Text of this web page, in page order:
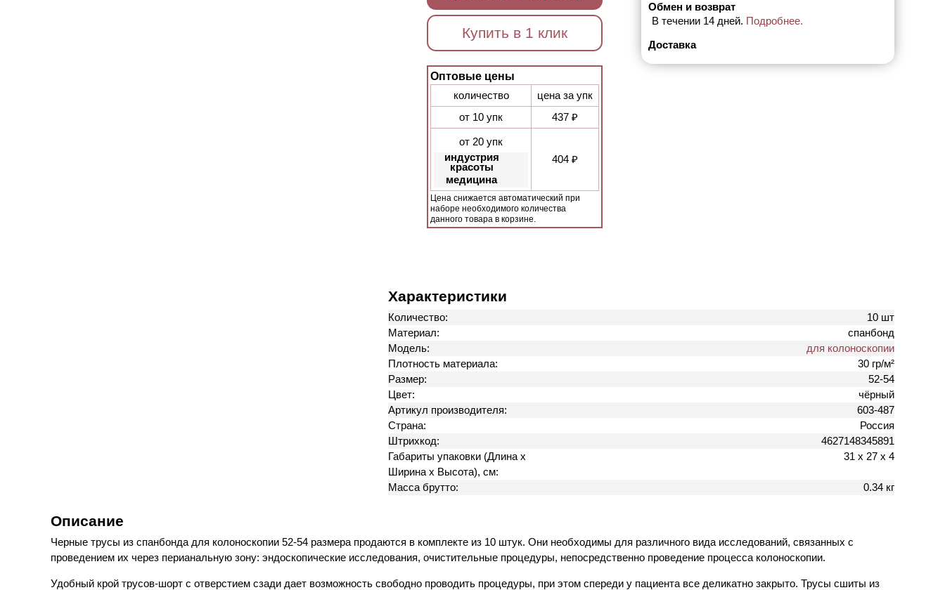
Купить в 1 клик
Оптовые цены
количество
цена за упк
от 10 упк
437 ₽
от 20 упк
индустрия
красоты
медицина
404 ₽
Цена снижается автоматический при
наборе необходимого количества
данного товара в корзине.
Обмен и возврат
В течении 14 дней. Подробнее.
Доставка
Характеристики
Количество:
10 шт
Материал:
спанбонд
Модель:
для колоноскопии
Плотность материала:
30 гр/м²
Размер:
52-54
Цвет:
чёрный
Артикул производителя:
603-487
Страна:
Россия
Штрихкод:
4627148345891
Габариты упаковки (Длина х
Ширина х Высота), см:
31 х 27 х 4
Масса брутто: 0.34 кг
Описание
Черные трусы из спанбонда для колоноскопии 52-54 размера продаются в комплекте из 10 штук. Они необходимы для различного вида исследований, связанных с
проведением их через перианальную зону: эндоскопические исследования, очистительные процедуры, непосредственно проведение процесса колоноскопии.
Удобный крой трусов-шорт с отверстием сзади дает возможность свободно проводить процедуры, при этом спереди у пациента все деликатно закрыто. Трусы сшиты из